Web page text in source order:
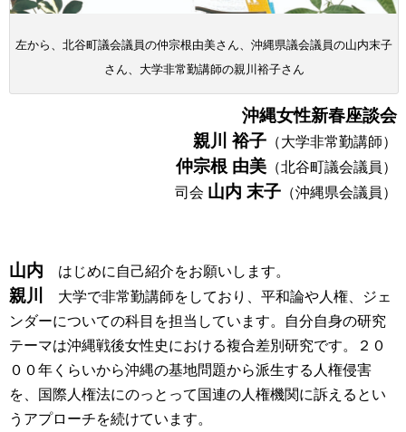
左から、北谷町議会議員の仲宗根由美さん、沖縄県議会議員の山内末子
さん、大学非常勤講師の親川裕子さん
沖縄女性新春座談会
親川 裕子 （大学非常勤講師）
仲宗根 由美 （北谷町議会議員）
司会 山内 末子 （沖縄県会議員）
山内 はじめに自己紹介をお願いします。
親川
大学で非常勤講師をしており、平和論や人権、ジェ
ンダーについての科目を担当しています。自分自身の研究
テーマは沖縄戦後女性史における複合差別研究です。２０
００年くらいから沖縄の基地問題から派生する人権侵害
を、国際人権法にのっとって国連の人権機関に訴えるとい
うアプローチを続けています。